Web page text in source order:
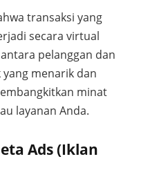
transaksi yang
secara virtual
pelanggan dan
menarik dan
minat
layanan Anda.
Ads (Iklan